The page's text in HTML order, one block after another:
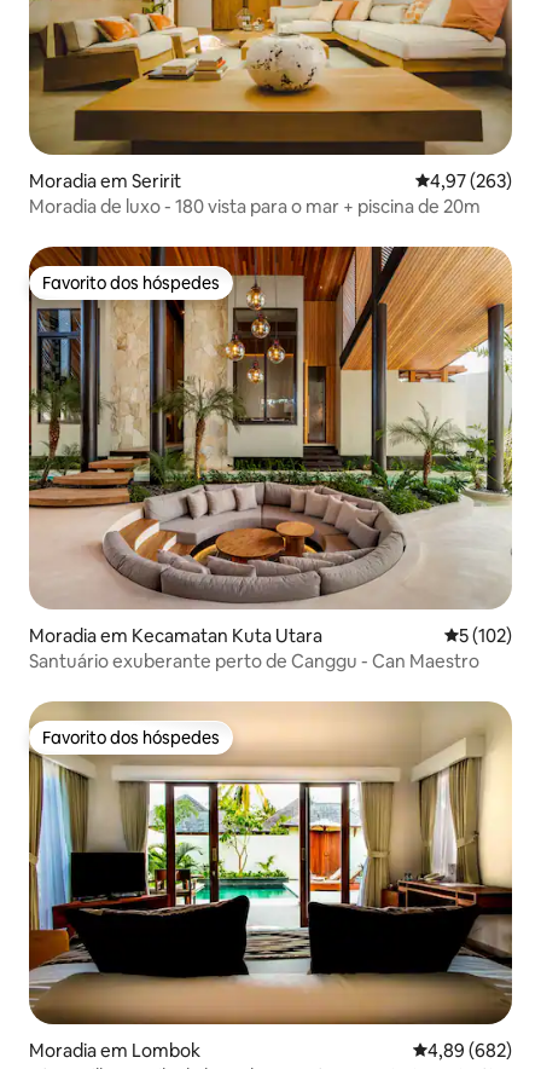
Moradia em Seririt Classificação
4,97 (263)
Moradia de luxo - 180 vista para o mar + piscina de 20m
Favorito dos hóspedes
Favorito dos hóspedes
Moradia em Kecamatan Kuta Utara
5 (102)
Santuário exuberante perto de Canggu - Can Maestro
Favorito dos hóspedes
Favorito dos hóspedes
Moradia em Lombok Classificação
4,89 (682)